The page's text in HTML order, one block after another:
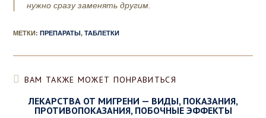
нужно сразу заменять другим.
МЕТКИ:ПРЕПАРАТЫ, ТАБЛЕТКИ
ВАМ ТАКЖЕ МОЖЕТ ПОНРАВИТЬСЯ
ЛЕКАРСТВА ОТ МИГРЕНИ — ВИДЫ, ПОКАЗАНИЯ,
ПРОТИВОПОКАЗАНИЯ, ПОБОЧНЫЕ ЭФФЕКТЫ